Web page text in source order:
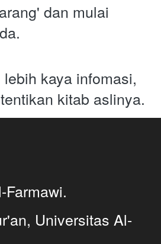
dan mulai
kaya infomasi,
kitab aslinya.
Universitas Al-